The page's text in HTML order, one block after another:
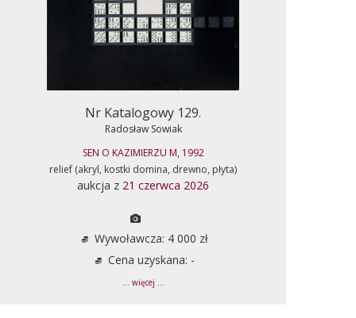
Nr Katalogowy 129.
Radosław Sowiak
SEN O KAZIMIERZU M, 1992
relief (akryl, kostki domina, drewno, płyta)
aukcja z 21 czerwca 2026
Wywoławcza: 4 000 zł
Cena uzyskana: -
... więcej ...